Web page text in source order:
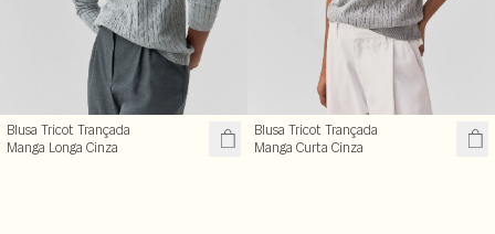
Blusa Tricot Trançada
Manga Longa Cinza
Blusa Tricot Trançada
Manga Curta Cinza